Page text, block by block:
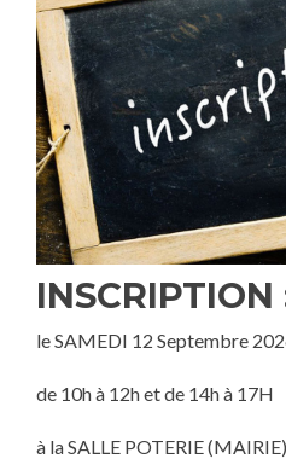
INSCRIPTION
le SAMEDI 12 Septembre
de 10h à 12h et de 14h à 17H
à la SALLE POTERIE (MAIRIE)